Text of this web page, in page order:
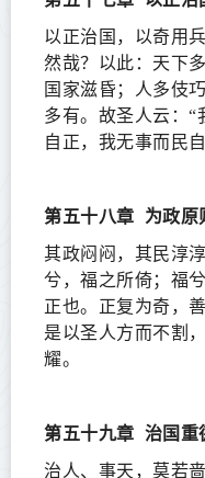
以正治国，以奇用
然哉？以此：天下
国家滋昏；人多伎
多有。故圣人云：“
自正，我无事而民
第五十八章
为政原
其政闷闷，其民淳
兮，福之所倚；福
正也。正复为奇，
是以圣人方而不割
耀。
第五十九章 治国重
治人、事天，莫若